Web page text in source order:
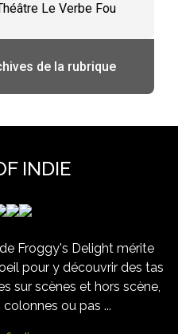
Le Verbe Fou
de la rubrique
INDIE
Froggy's Delight mérite
pour y découvrir des tas
sur scènes et hors scène,
ou pas ...